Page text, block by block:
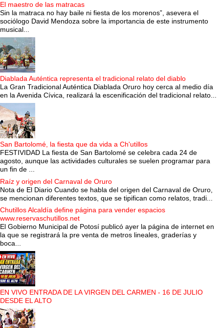
El maestro de las matracas
Sin la matraca no hay baile ni fiesta de los morenos”, asevera el
sociólogo David Mendoza sobre la importancia de este instrumento
musical...
Diablada Auténtica representa el tradicional relato del diablo
La Gran Tradicional Auténtica Diablada Oruro hoy cerca al medio día
en la Avenida Cívica, realizará la escenificación del tradicional relato...
San Bartolomé, la fiesta que da vida a Ch'utillos
FESTIVIDAD La fiesta de San Bartolomé se celebra cada 24 de
agosto, aunque las actividades culturales se suelen programar para
un fin de ...
Raíz y origen del Carnaval de Oruro
Nota de El Diario Cuando se habla del origen del Carnaval de Oruro,
se mencionan diferentes textos, que se tipifican como relatos, tradi...
Chutillos Alcaldía define página para vender espacios
www.reservaschutillos.net
El Gobierno Municipal de Potosí publicó ayer la página de internet en
la que se registrará la pre venta de metros lineales, graderías y
boca...
EN VIVO ENTRADA DE LA VIRGEN DEL CARMEN - 16 DE JULIO
DESDE EL ALTO